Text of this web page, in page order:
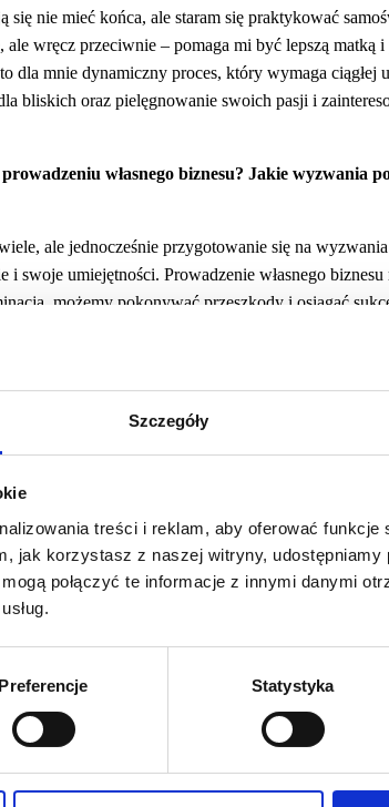
Szczegóły
treści i reklam, aby oferować funkcje
jak korzystasz z naszej witryny, udostępniamy
połączyć te informacje z innymi danymi
Preferencje Statystyka
nie mieć końca, ale staram się praktykować
wręcz przeciwnie – pomaga mi być lepszą matką i
dla mnie dynamiczny proces, który wymaga ciągłej
bliskich oraz pielęgnowanie swoich pasji i
własnego biznesu? Jakie wyzwania
ale jednocześnie przygotowanie się na
swoje umiejętności. Prowadzenie własnego biznesu
możemy pokonywać przeszkody i osiągać
pojawią, ale to właśnie w trudnych chwilach
inni nie szukają, a to pomoże nam wyróżnić się na
do przystosowania się do zmieniających się
nam skutecznie reagować na nowe wyzwania.
do swoich celów, niezależnie od przeciwności
nam w rozwoju naszego biznesu. Cenne rady i
że czasami będą momenty wątpliwości i
przychodzi przełom. Bądźmy też świadome tego,
dzień, ale zaangażowanie i pozytywne nastawienie
że nie jesteśmy same. Wspierajmy inne kobiety
mogą być niezastąpione w naszym rozwoju.
Wiara w siebie, praca, szukanie rozwiązań w
sukcesu. Nie zapominajcie, że macie
kciuki za Wasze przyszłe sukcesy!
widzisz swoją firmę za pięć lat?